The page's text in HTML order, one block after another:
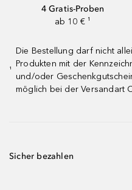
4 Gratis-Proben
ab 10 € ¹
¹
Die Bestellung darf nicht
Produkten mit der
und/oder
möglich bei der Versandart
Sicher bezahlen